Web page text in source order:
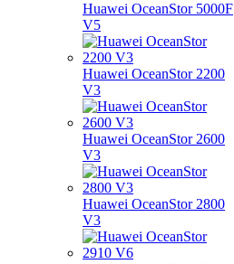
Huawei OceanStor 5000F
V5
Huawei OceanStor 2200
V3
Huawei OceanStor 2600
V3
Huawei OceanStor 2800
V3